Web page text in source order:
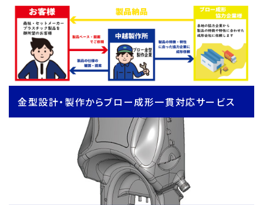
金型設計・製作からブロー成形一貫対応サービス